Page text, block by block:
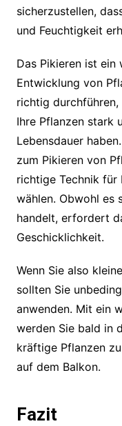
sicherzustellen,
und Feuchtigkeit
Das Pikieren ist
Entwicklung von
richtig durchführen,
Ihre Pflanzen stark
Lebensdauer
zum Pikieren von
richtige Technik für
wählen. Obwohl es
handelt, erfordert
Geschicklichkeit.
Wenn Sie also
sollten Sie
anwenden. Mit ein
werden Sie bald in
kräftige Pflanzen
auf dem Balkon.
Fazit